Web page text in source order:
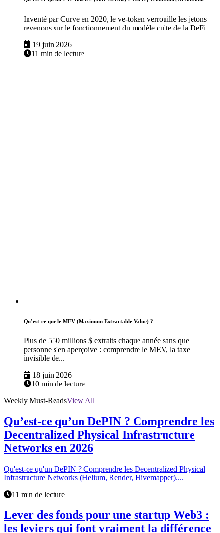
Inventé par Curve en 2020, le ve-token verrouille les jetons
revenons sur le fonctionnement du modèle culte de la DeFi....
19 juin 2026
11 min de lecture
Qu’est-ce que le MEV (Maximum Extractable Value) ?
Plus de 550 millions $ extraits chaque année sans que
personne s'en aperçoive : comprendre le MEV, la taxe
invisible de...
18 juin 2026
10 min de lecture
Weekly Must-ReadsView All
Qu’est-ce qu’un DePIN ? Comprendre les
Decentralized Physical Infrastructure
Networks en 2026
Qu'est-ce qu'un DePIN ? Comprendre les Decentralized Physical
Infrastructure Networks (Helium, Render, Hivemapper)....
11 min de lecture
Lever des fonds pour une startup Web3 :
les leviers qui font vraiment la différence